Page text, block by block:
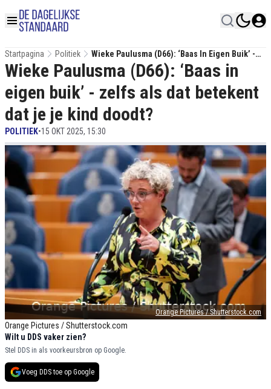
Startpagina Politiek
Wieke Paulusma (D66): ‘Baas In Eigen Buik’ -
Zelfs Als Dat Betekent Dat Je Je Kind Doodt?
Orange Pictures / Shutterstock.com
Orange Pictures / Shutterstock.com
Wieke Paulusma (D66): ‘Baas in
eigen buik’ - zelfs als dat betekent
dat je je kind doodt?
POLITIEK•15 OKT 2025, 15:30
Wilt u DDS vaker zien?
Stel DDS in als voorkeursbron op Google.
Voeg DDS toe op Google